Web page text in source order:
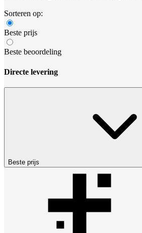
Sorteren op:
Beste prijs
Beste beoordeling
Directe levering
Beste prijs